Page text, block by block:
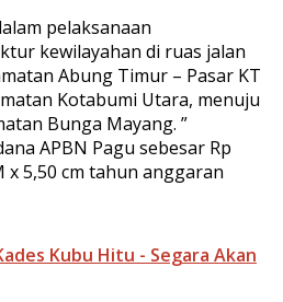
pelaksanaan
kewilayahan di ruas jalan
Abung Timur – Pasar KT
Kotabumi Utara, menuju
Bunga Mayang. ”
APBN Pagu sebesar Rp
x 5,50 cm tahun anggaran
Kubu Hitu - Segara Akan